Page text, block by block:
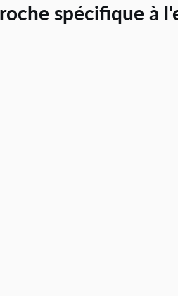
spécifique à